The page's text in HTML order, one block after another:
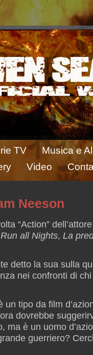
TV
Musica e
Video
Neeson
“Action”
Run all Nights, La
detto la sua sulla
nei confronti di
un tipo da film
dovrebbe
ma è un uomo
guerriero?